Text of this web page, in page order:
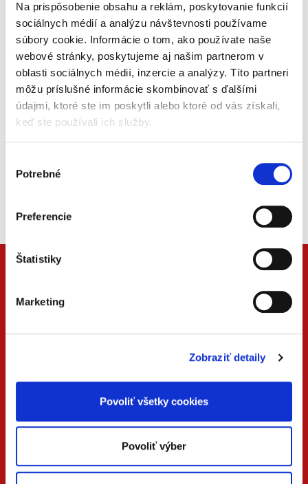
Na prispôsobenie obsahu a reklám, poskytovanie funkcií
sociálnych médií a analýzu návštevnosti používame
súbory cookie. Informácie o tom, ako používate naše
webové stránky, poskytujeme aj našim partnerom v
oblasti sociálnych médií, inzercie a analýzy. Títo partneri
môžu príslušné informácie skombinovať s ďalšími
údajmi, ktoré ste im poskytli alebo ktoré od vás získali,
keď ste používali ich služby.
súhlasu
Potrebné
Preferencie
Štatistiky
Marketing
Zobraziť detaily
Povoliť všetky cookies
Povoliť výber
pri nákupu nad 99 €.
Tradičné nakladateľstvo
Pôsobíme na trhu už viac ako 11
rokov.
Semináre a Konferencie
Vzdelávajte sa s nami.
VERZIA
VERZIA
KONTAKTUJTE NÁS